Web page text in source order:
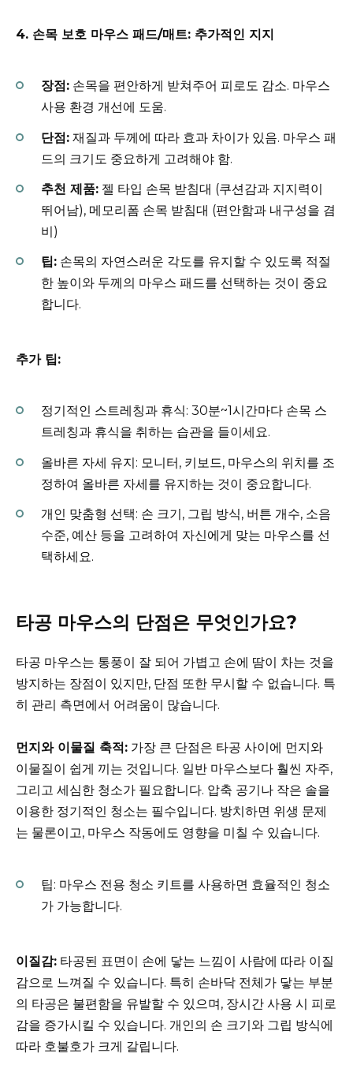
4. 손목 보호 마우스 패드/매트: 추가적인 지지
장점: 손목을 편안하게 받쳐주어 피로도 감소. 마우스
사용 환경 개선에 도움.
단점: 재질과 두께에 따라 효과 차이가 있음. 마우스 패
드의 크기도 중요하게 고려해야 함.
추천 제품: 젤 타입 손목 받침대 (쿠션감과 지지력이
뛰어남), 메모리폼 손목 받침대 (편안함과 내구성을 겸
비)
팁: 손목의 자연스러운 각도를 유지할 수 있도록 적절
한 높이와 두께의 마우스 패드를 선택하는 것이 중요
합니다.
추가 팁:
정기적인 스트레칭과 휴식: 30분~1시간마다 손목 스
트레칭과 휴식을 취하는 습관을 들이세요.
올바른 자세 유지: 모니터, 키보드, 마우스의 위치를 조
정하여 올바른 자세를 유지하는 것이 중요합니다.
개인 맞춤형 선택: 손 크기, 그립 방식, 버튼 개수, 소음
수준, 예산 등을 고려하여 자신에게 맞는 마우스를 선
택하세요.
타공 마우스의 단점은 무엇인가요?
타공 마우스는 통풍이 잘 되어 가볍고 손에 땀이 차는 것을
방지하는 장점이 있지만, 단점 또한 무시할 수 없습니다. 특
히 관리 측면에서 어려움이 많습니다.
먼지와 이물질 축적: 가장 큰 단점은 타공 사이에 먼지와
이물질이 쉽게 끼는 것입니다. 일반 마우스보다 훨씬 자주,
그리고 세심한 청소가 필요합니다. 압축 공기나 작은 솔을
이용한 정기적인 청소는 필수입니다. 방치하면 위생 문제
는 물론이고, 마우스 작동에도 영향을 미칠 수 있습니다.
팁: 마우스 전용 청소 키트를 사용하면 효율적인 청소
가 가능합니다.
이질감: 타공된 표면이 손에 닿는 느낌이 사람에 따라 이질
감으로 느껴질 수 있습니다. 특히 손바닥 전체가 닿는 부분
의 타공은 불편함을 유발할 수 있으며, 장시간 사용 시 피로
감을 증가시킬 수 있습니다. 개인의 손 크기와 그립 방식에
따라 호불호가 크게 갈립니다.